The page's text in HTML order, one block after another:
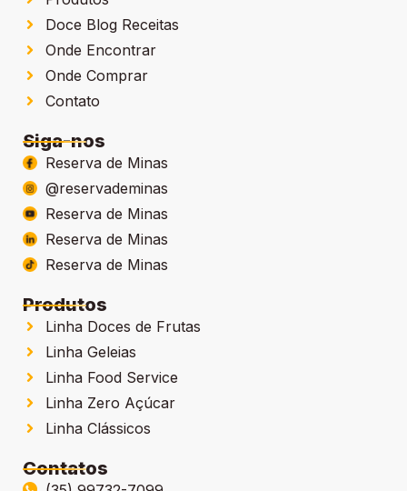
Doce Blog Receitas
Onde Encontrar
Onde Comprar
Contato
Siga-nos
Reserva de Minas
@reservademinas
Reserva de Minas
Reserva de Minas
Reserva de Minas
Produtos
Linha Doces de Frutas
Linha Geleias
Linha Food Service
Linha Zero Açúcar
Linha Clássicos
Contatos